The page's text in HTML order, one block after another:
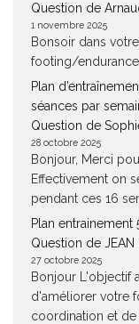
Question de
1 novembre 2025
Bonsoir dans
footing/
Plan
séances par
Question de
28 octobre 2025
Bonjour, Merci
Effectivement on
pendant ces 16
Plan
Question de JEAN
27 octobre 2025
Bonjour L'objectif
d'améliorer votre
coordination et de